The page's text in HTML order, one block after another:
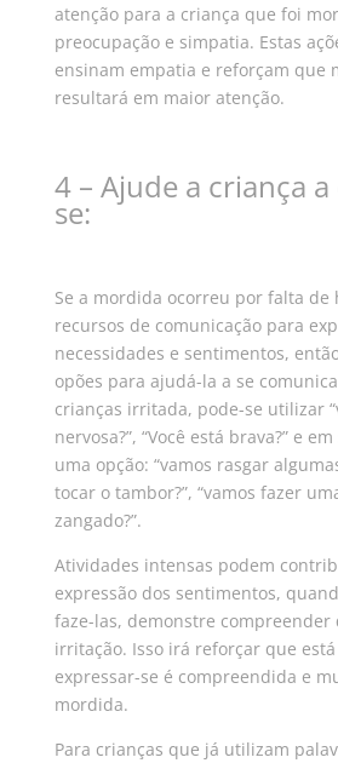
atenção para a criança que foi
preocupação e simpatia. Estas
ensinam empatia e reforçam que
resultará em maior atenção.
4 – Ajude a criança
se:
Se a mordida ocorreu por falta de
recursos de comunicação para
necessidades e sentimentos,
opões para ajudá-la a se
crianças irritada, pode-se utilizar
nervosa?”, “Você está brava?” e
uma opção: “vamos rasgar
tocar o tambor?”, “vamos fazer
zangado?”.
Atividades intensas podem
expressão dos sentimentos,
faze-las, demonstre compreender
irritação. Isso irá reforçar que
expressar-se é compreendida e
mordida.
Para crianças que já utilizam